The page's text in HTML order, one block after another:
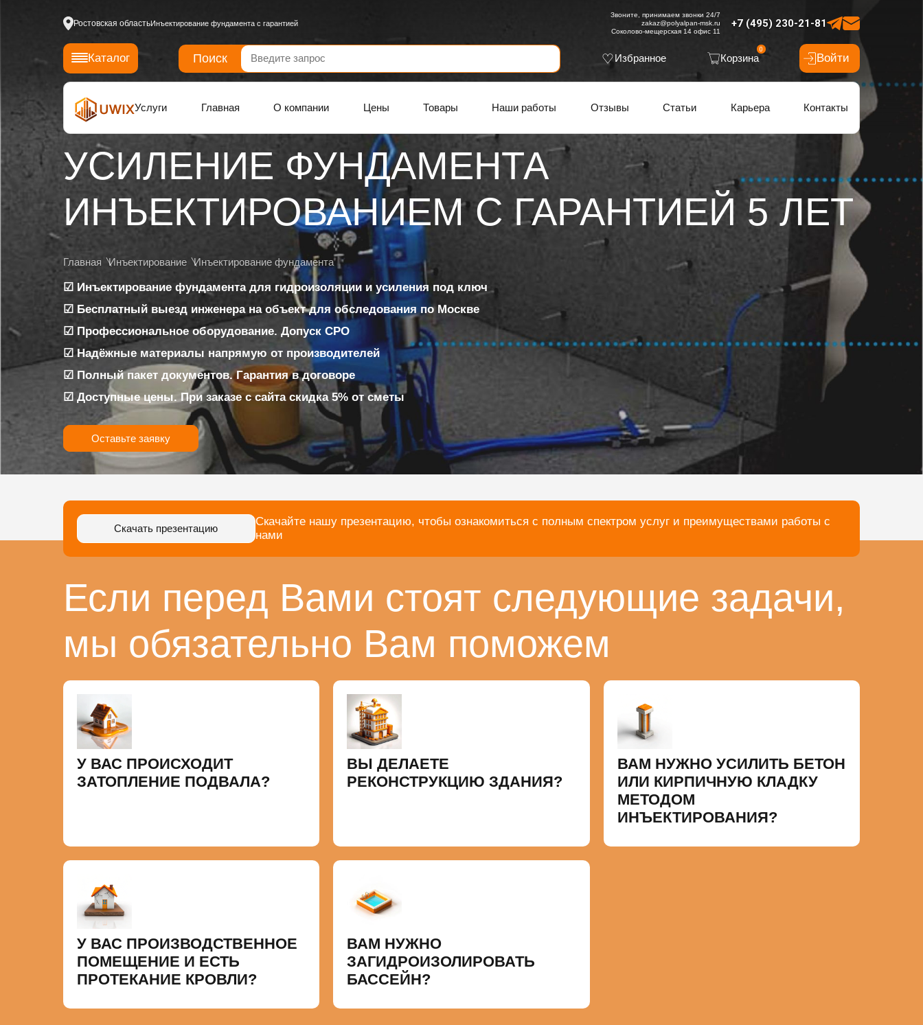
Ростовская областьИнъектирование фундамента с гарантией +7 (495) 230-21-81
Звоните, принимаем звонки 24/7
zakaz@polyalpan-msk.ru
Соколово-мещерская 14 офис 11
Каталог Поиск Избранное Корзина
0
Войти
Услуги Главная О компании Цены Товары Наши работы Отзывы Статьи Карьера Контакты
УСИЛЕНИЕ ФУНДАМЕНТА
ИНЪЕКТИРОВАНИЕМ C ГАРАНТИЕЙ 5 ЛЕТ
Главная Инъектирование Инъектирование фундамента
☑ Инъектирование фундамента для гидроизоляции и усиления под ключ
☑ Бесплатный выезд инженера на объект для обследования по Москве
☑ Профессиональное оборудование. Допуск СРО
☑ Надёжные материалы напрямую от производителей
☑ Полный пакет документов. Гарантия в договоре
☑ Доступные цены. При заказе с сайта скидка 5% от сметы
Оставьте заявку
Скачать презентацию
Скачайте нашу презентацию, чтобы ознакомиться с полным спектром услуг и преимуществами работы с
нами
Если перед Вами стоят следующие задачи,
мы обязательно Вам поможем
У ВАС ПРОИСХОДИТ
ЗАТОПЛЕНИЕ ПОДВАЛА?
ВЫ ДЕЛАЕТЕ
РЕКОНСТРУКЦИЮ ЗДАНИЯ?
ВАМ НУЖНО УСИЛИТЬ БЕТОН
ИЛИ КИРПИЧНУЮ КЛАДКУ
МЕТОДОМ
ИНЪЕКТИРОВАНИЯ?
У ВАС ПРОИЗВОДСТВЕННОЕ
ПОМЕЩЕНИЕ И ЕСТЬ
ПРОТЕКАНИЕ КРОВЛИ?
ВАМ НУЖНО
ЗАГИДРОИЗОЛИРОВАТЬ
БАССЕЙН?